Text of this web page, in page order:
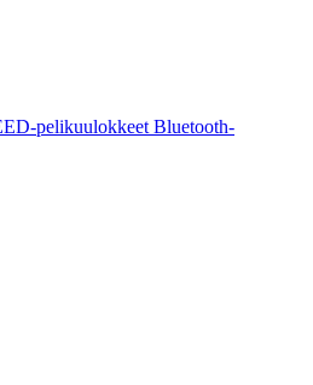
pelikuulokkeet Bluetooth-